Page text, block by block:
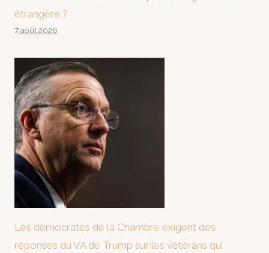
étrangère ?
7 août 2026
Les démocrates de la Chambre exigent des
réponses du VA de Trump sur les vétérans qui